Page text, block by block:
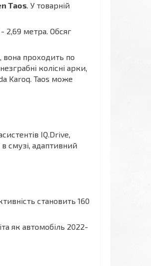
Taos. У товарній
2,69 метра. Обсяг
вона проходить по
колісні арки,
Karoq. Taos може
IQ.Drive,
смузі, адаптивний
становить 160
як автомобіль 2022-